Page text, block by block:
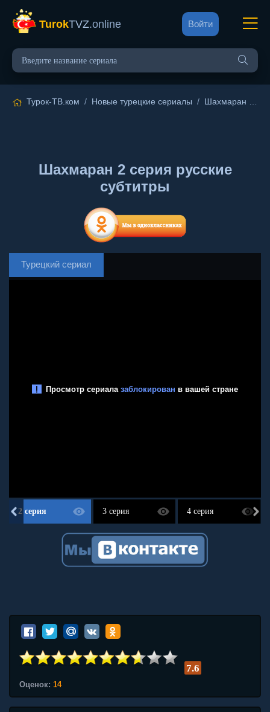
TurokTVZ.online Войти
Турок-ТВ.ком / Новые турецкие сериалы / Шахмаран
Шахмаран 2 серия русские
субтитры
Турецкий сериал
2 серия 3 серия 4 серия
7.6
Оценок: 14